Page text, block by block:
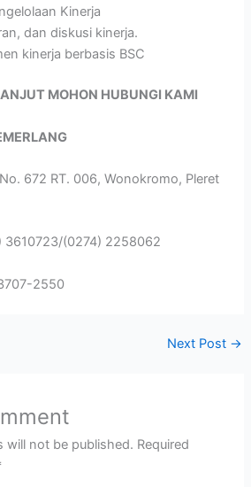
Kinerja
dan diskusi kinerja.
kinerja berbasis BSC
MOHON HUBUNGI KAMI
672 RT. 006, Wonokromo, Pleret
(0274) 2258062
2550
Next Post →
will not be published. Required